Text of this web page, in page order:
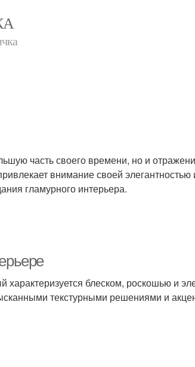
часть своего времени, но и
внимание своей
гламурного интерьера.
блеском, роскошью и
текстурными решениями и